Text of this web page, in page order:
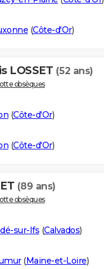
(Côte-d'Or)
LOSSET (52 ans)
obsèques
(Côte-d'Or)
(Côte-d'Or)
(89 ans)
obsèques
sur-Ifs (Calvados)
(Maine-et-Loire)